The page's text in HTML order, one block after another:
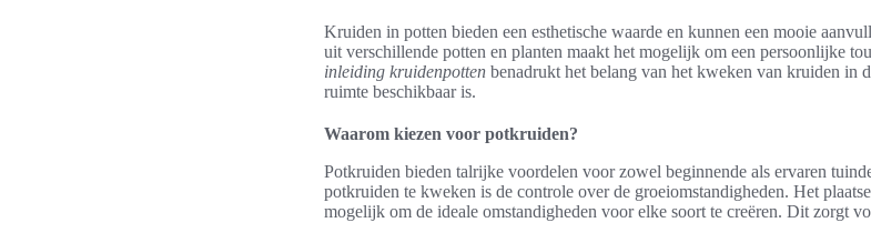
Kruiden in potten bieden een esthetische waarde en kunnen een mooie
uit verschillende potten en planten maakt het mogelijk om een persoonlijke
inleiding kruidenpotten benadrukt het belang van het kweken van kruiden in
ruimte beschikbaar is.
Waarom kiezen voor potkruiden?
Potkruiden bieden talrijke voordelen voor zowel beginnende als ervaren
potkruiden te kweken is de controle over de groeiomstandigheden. Het
mogelijk om de ideale omstandigheden voor elke soort te creëren. Dit zorgt